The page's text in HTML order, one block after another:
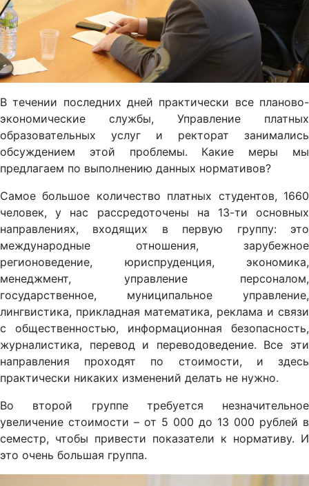
В течении последних дней практически все планово-
экономические службы, Управление платных
образовательных услуг и ректорат занимались
обсуждением этой проблемы. Какие меры мы
предлагаем по выполнению данных нормативов?
Самое большое количество платных студентов, 1660
человек, у нас рассредоточены на 13-ти основных
направлениях, входящих в первую группу: это
международные отношения, зарубежное
регионоведение, юриспруденция, экономика,
менеджмент, управление персоналом,
государственное, муниципальное управление,
лингвистика, прикладная математика, реклама и связи
с общественностью, информационная безопасность,
журналистика, перевод и переводоведение. Все эти
направления проходят по стоимости, и здесь
практически никаких изменений делать не нужно.
Во второй группе требуется незначительное
увеличение стоимости – от 5 000 до 13 000 рублей в
семестр, чтобы привести показатели к нормативу. И
это очень большая группа.